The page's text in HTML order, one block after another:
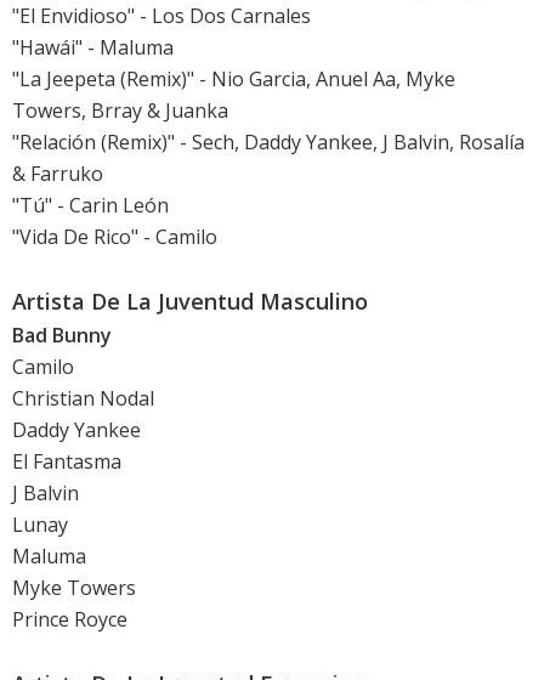
"El Envidioso" - Los Dos Carnales
"Hawái" - Maluma
"La Jeepeta (Remix)" - Nio Garcia, Anuel Aa, Myke
Towers, Brray & Juanka
"Relación (Remix)" - Sech, Daddy Yankee, J Balvin, Rosalía
& Farruko
"Tú" - Carin León
"Vida De Rico" - Camilo
Artista De La Juventud Masculino
Bad Bunny
Camilo
Christian Nodal
Daddy Yankee
El Fantasma
J Balvin
Lunay
Maluma
Myke Towers
Prince Royce